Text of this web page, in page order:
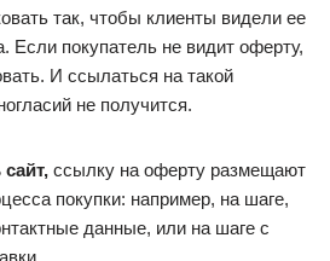
так, чтобы клиенты видели ее
Если покупатель не видит оферту,
И ссылаться на такой
не получится.
ссылку на оферту размещают
покупки: например, на шаге,
данные, или на шаге с